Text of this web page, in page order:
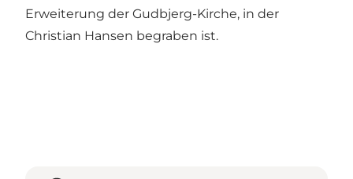
Erweiterung der Gudbjerg-Kirche, in der
Christian Hansen begraben ist.